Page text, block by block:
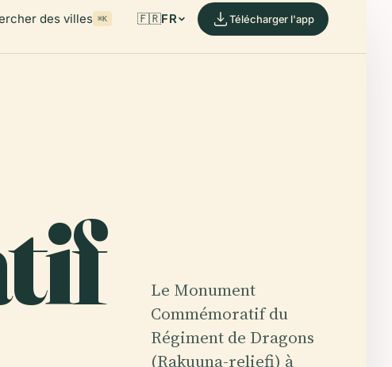
des villes ⌘K 🇫🇷FR Télécharger l'app
Le Monument
Commémoratif du
Régiment de Dragons
(Rakuuna-reliefi) à